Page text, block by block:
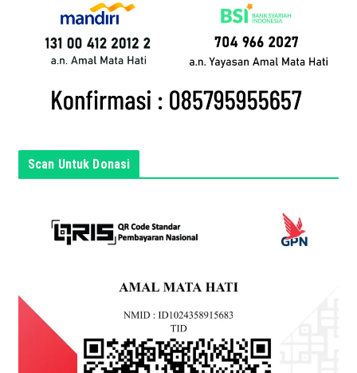
n
Scan Untuk Donasi